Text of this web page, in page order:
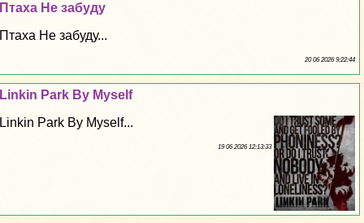
Птаха Не забуду
Птаха Не забуду...
20 06 2026 9:22:44
Linkin Park By Myself
Linkin Park By Myself...
19 06 2026 12:13:33